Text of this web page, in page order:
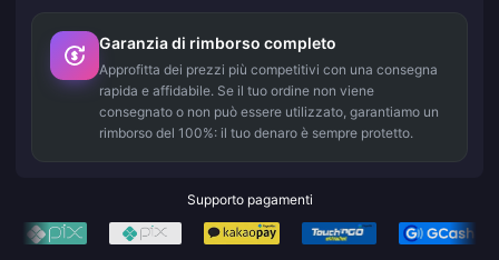
Garanzia di rimborso completo
Approfitta dei prezzi più competitivi con una consegna
rapida e affidabile. Se il tuo ordine non viene
consegnato o non può essere utilizzato, garantiamo un
rimborso del 100%: il tuo denaro è sempre protetto.
Supporto pagamenti